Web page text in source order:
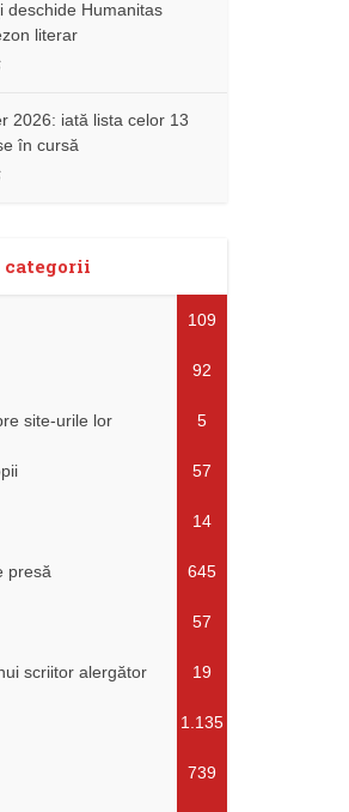
deschide Humanitas
literar
2026: iată lista celor 13
în cursă
categorii
109
92
site-urile lor 5
57
14
presă 645
57
scriitor alergător 19
1.135
739